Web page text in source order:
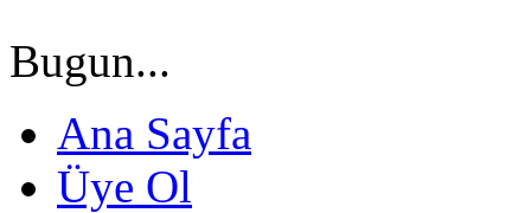
Bugun...
Ana Sayfa
Üye Ol